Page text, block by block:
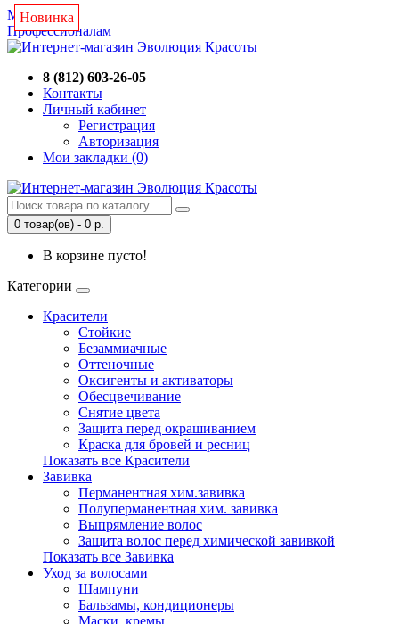
Магазин
Профессионалам
8 (812) 603-26-05
Контакты
Личный кабинет
Регистрация
Авторизация
Мои закладки (0)
0 товар(ов) - 0 р.
В корзине пусто!
Категории
Красители
Стойкие
Безаммиачные
Оттеночные
Оксигенты и активаторы
Обесцвечивание
Снятие цвета
Защита перед окрашиванием
Краска для бровей и ресниц
Показать все Красители
Завивка
Перманентная хим.завивка
Полуперманентная хим. завивка
Выпрямление волос
Защита волос перед химической завивкой
Показать все Завивка
Уход за волосами
Шампуни
Бальзамы, кондиционеры
Маски, кремы
Новинка